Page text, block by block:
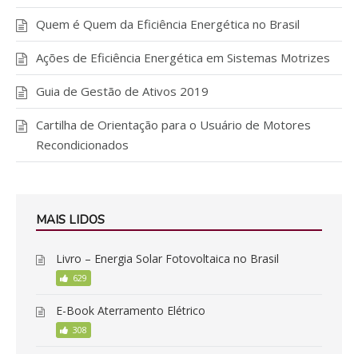
Quem é Quem da Eficiência Energética no Brasil
Ações de Eficiência Energética em Sistemas Motrizes
Guia de Gestão de Ativos 2019
Cartilha de Orientação para o Usuário de Motores
Recondicionados
MAIS LIDOS
Livro – Energia Solar Fotovoltaica no Brasil
629
E-Book Aterramento Elétrico
308